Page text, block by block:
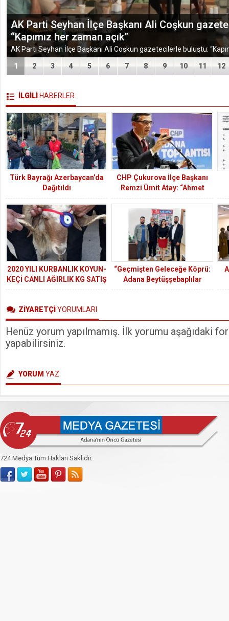
AK Parti Seyhan İlçe Başkanı Ali Coşkun
“Kapımız her zaman açık”
1 2 3 4 5 6 7 8 9 10 11 12
İLGİLİ HABERLER
Türk Bayrağı Azerbaycan’da
Dağıtıldı
CHP Çukurova İlçe Başkanı
Remzi Ümit Atay: “Ahmet
Taner Kışlalı’yı, saygı ve
rahmetle anıyorum”
2020 YILI KURBANLIK KOYUN-
KEÇİ CANLI AĞIRLIK KG SATIŞ
FİYATI 29.00 TL.
“Geçmişten Geleceğe Köprü:
Adana Beytüşşebaplılar
Derneği’nden Birlik ve
ZİYARETÇİYORUMLARI
Henüz yorum yapılmamış. İlk yorumu aşağıdaki
yapabilirsiniz.
YORUM YAZ
724 Medya Tüm Hakları Saklıdır.